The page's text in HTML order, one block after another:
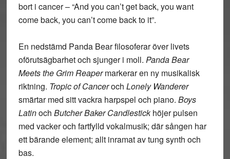
bort i cancer – “And you can’t get back, you want
come back, you can’t come back to it”.
En nedstämd Panda Bear filosoferar över livets
oförutsägbarhet och sjunger i moll. Panda Bear
Meets the Grim Reapermarkerar en ny musikalisk
riktning. Tropic of Canceroch Lonely Wanderer
smärtar med sitt vackra harpspel och piano. Boys
Latinoch Butcher Baker Candlestickhöjer pulsen
med vacker och fartfylld vokalmusik; där sången har
ett bärande element; allt inramat av tung synth och
bas.